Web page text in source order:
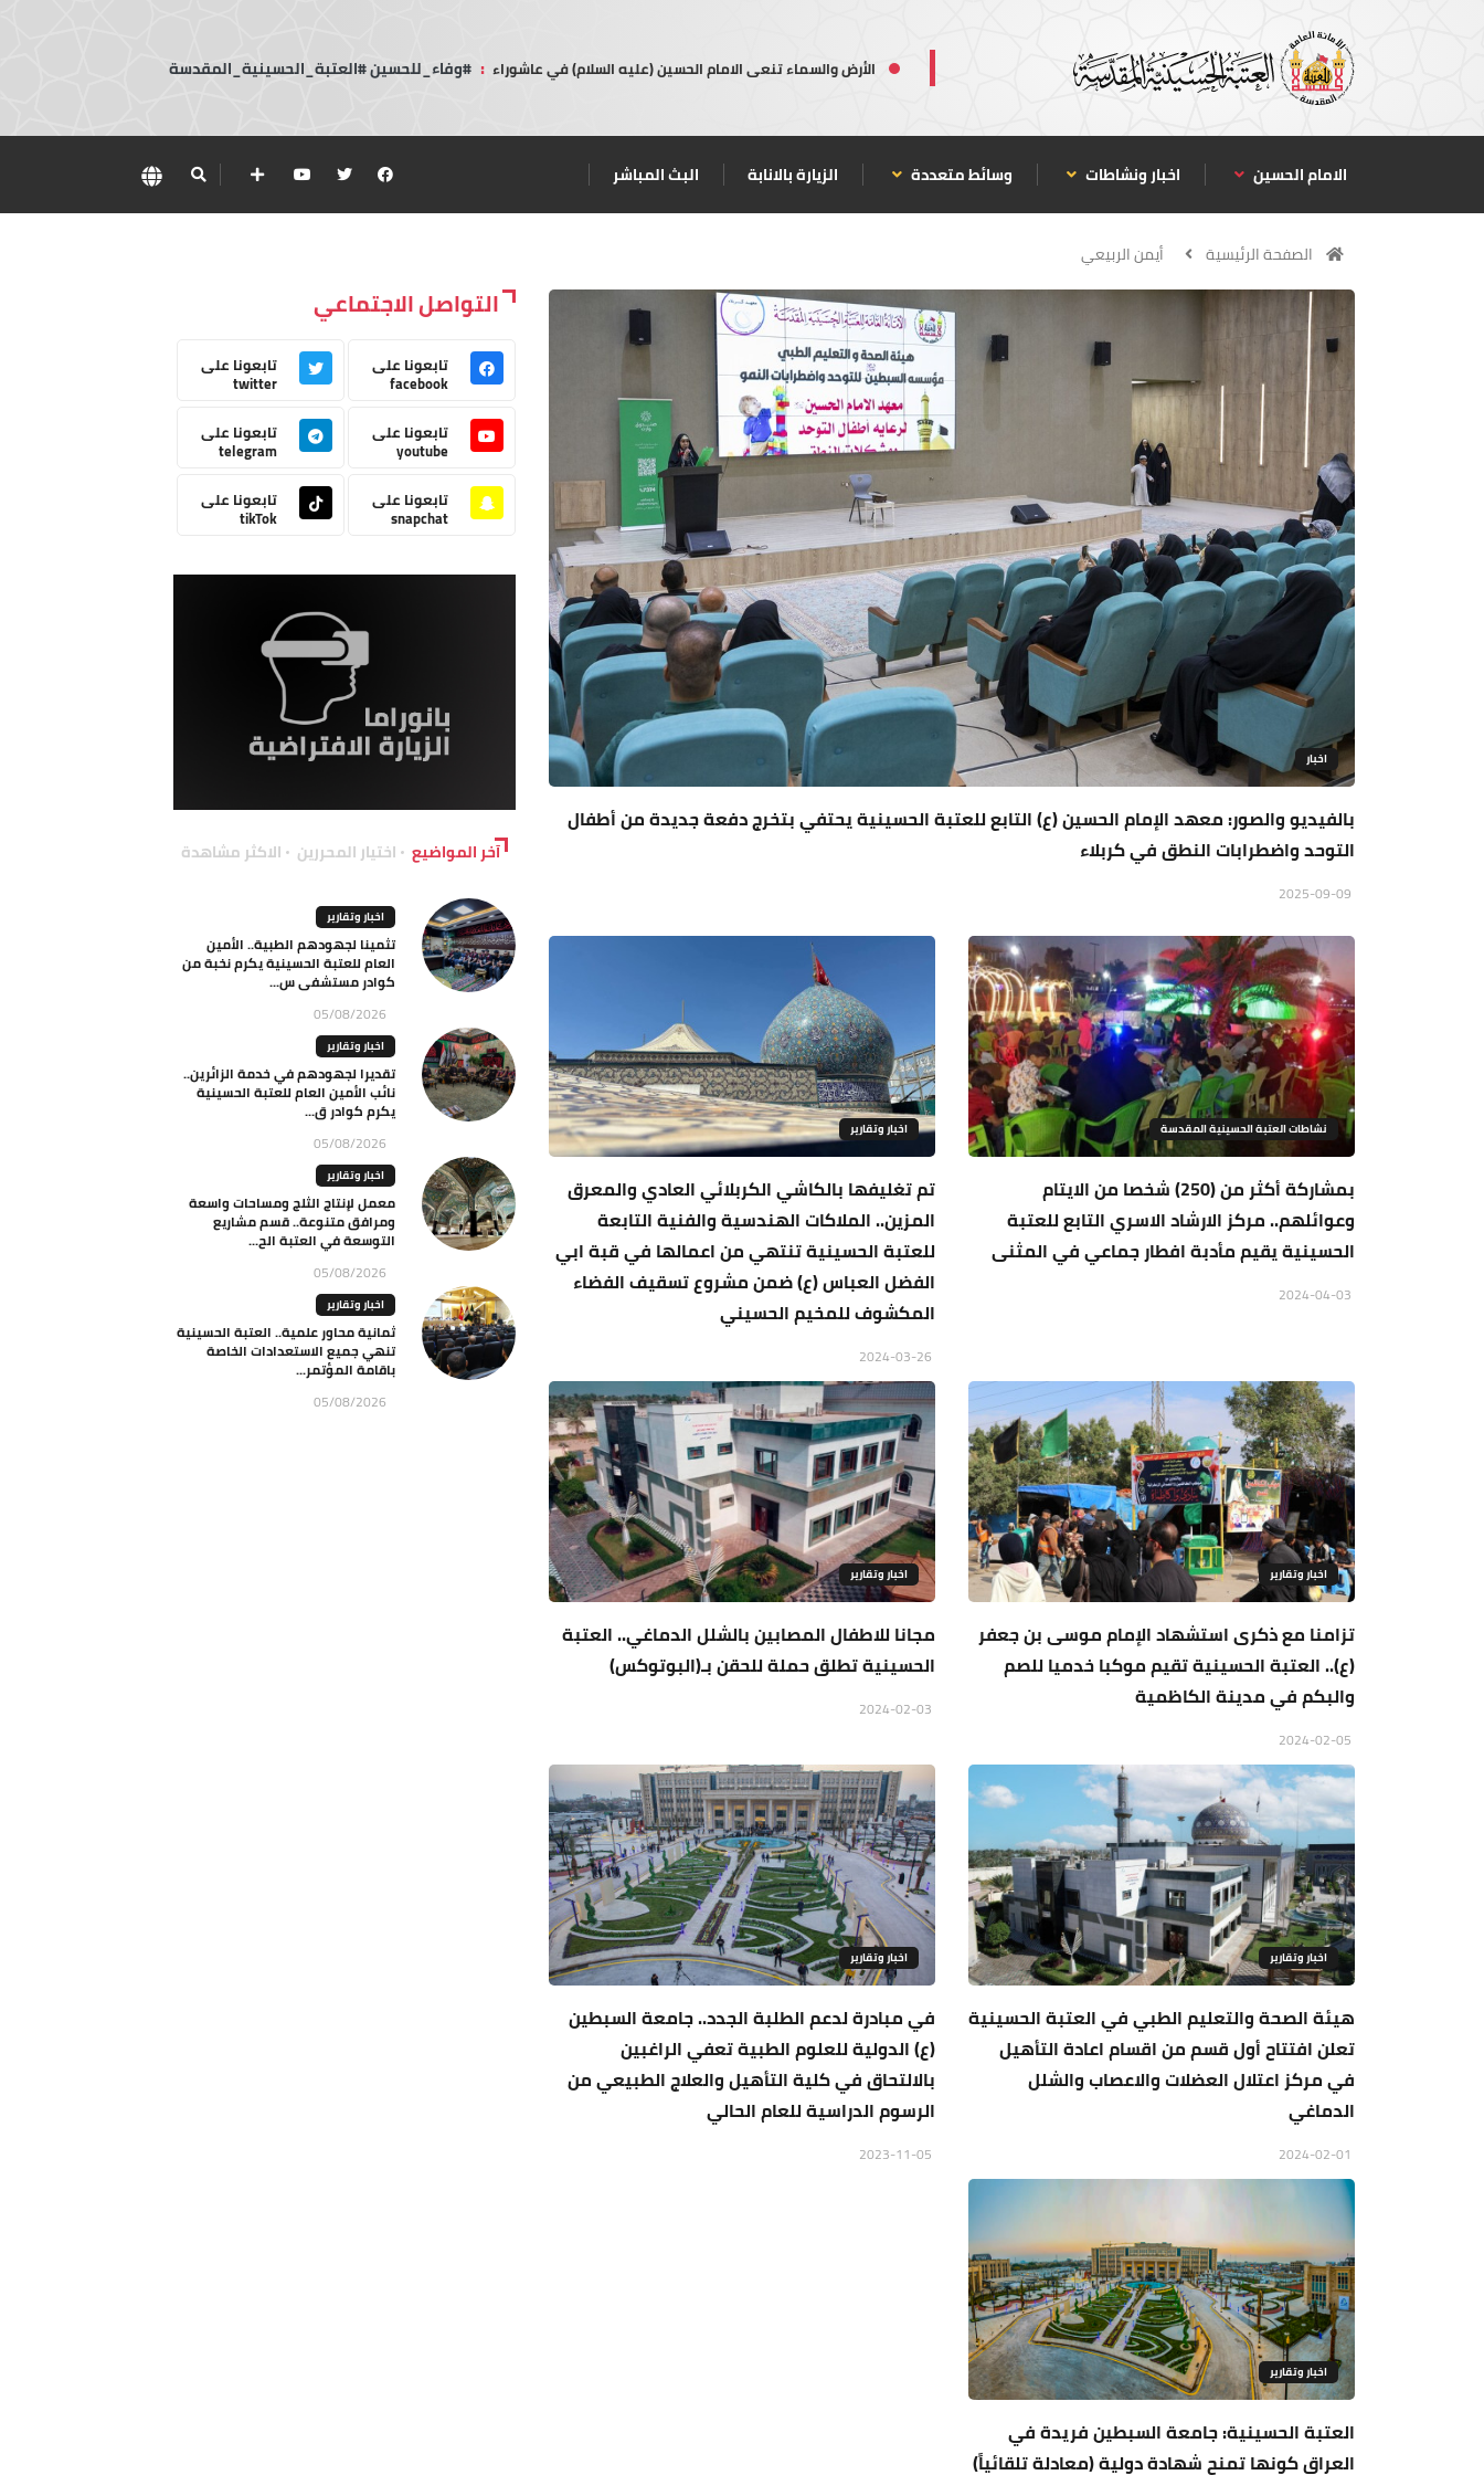
الأرض والسماء تنعى الامام الحسين (عليه السلام) في عاشوراء : #وفاء_للحسين #العتبة_الحسينية_المقدسة
الامام الحسين اخبار ونشاطات وسائط متعددة الزيارة بالانابة البث المباشر
الصفحة الرئيسية أيمن الربيعي
اخبار
بالفيديو والصور: معهد الإمام الحسين (ع) التابع للعتبة الحسينية يحتفي بتخرج دفعة جديدة من أطفال
التوحد واضطرابات النطق في كربلاء
نشاطات العتبة الحسينية المقدسة
بمشاركة أكثر من (250) شخصا من الايتام
وعوائلهم.. مركز الارشاد الاسري التابع للعتبة
الحسينية يقيم مأدبة افطار جماعي في المثنى
اخبار وتقارير
تم تغليفها بالكاشي الكربلائي العادي والمعرق
المزين.. الملاكات الهندسية والفنية التابعة
للعتبة الحسينية تنتهي من اعمالها في قبة ابي
الفضل العباس (ع) ضمن مشروع تسقيف الفضاء
المكشوف للمخيم الحسيني
اخبار وتقارير
تزامنا مع ذكرى استشهاد الإمام موسى بن جعفر
(ع).. العتبة الحسينية تقيم موكبا خدميا للصم
والبكم في مدينة الكاظمية
اخبار وتقارير
مجانا للاطفال المصابين بالشلل الدماغي.. العتبة
الحسينية تطلق حملة للحقن بـ(البوتوكس)
اخبار وتقارير
هيئة الصحة والتعليم الطبي في العتبة الحسينية
تعلن افتتاح أول قسم من اقسام اعادة التأهيل
في مركز اعتلال العضلات والاعصاب والشلل
الدماغي
اخبار وتقارير
في مبادرة لدعم الطلبة الجدد.. جامعة السبطين
(ع) الدولية للعلوم الطبية تعفي الراغبين
بالالتحاق في كلية التأهيل والعلاج الطبيعي من
الرسوم الدراسية للعام الحالي
اخبار وتقارير
العتبة الحسينية: جامعة السبطين فريدة في
العراق كونها تمنح شهادة دولية (معادلة تلقائياً)
التواصل الاجتماعي
تابعونا على
facebook
تابعونا على
twitter
تابعونا على
youtube
تابعونا على
telegram
تابعونا على
snapchat
تابعونا على
tikTok
آخر المواضيع اختيار المحررين الاكثر مشاهدة
اخبار وتقارير
تثمينا لجهودهم الطبية.. الأمين
العام للعتبة الحسينية يكرم نخبة من
كوادر مستشفى س...
05/08/2026
اخبار وتقارير
تقديرا لجهودهم في خدمة الزائرين..
نائب الأمين العام للعتبة الحسينية
يكرم كوادر ق...
05/08/2026
اخبار وتقارير
معمل لإنتاج الثلج ومساحات واسعة
ومرافق متنوعة.. قسم مشاريع
التوسعة في العتبة الح...
05/08/2026
اخبار وتقارير
ثمانية محاور علمية.. العتبة الحسينية
تنهي جميع الاستعدادات الخاصة
باقامة المؤتمر...
05/08/2026